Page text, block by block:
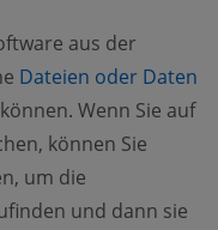
window)aus der
Dateien oder Daten
(opens new window)
können. Wenn Sie auf
können Sie
um die
und dann sie